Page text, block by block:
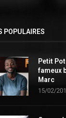
POPULAIRES
Petit
fameux
Marc
15/02/